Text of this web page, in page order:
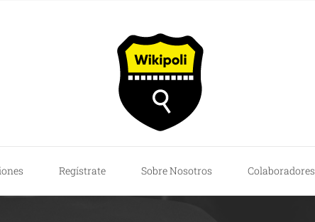
Regístrate Sobre Nosotros Colaboradores